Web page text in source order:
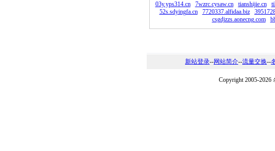
03y.yps314.cn 7wzrc.cysaw.cn tianshijie.cn
52s.sdyingfa.cn
7720337.alfidaa.biz
csgdjzzs.aonecng.com
新站登录--网站简介--流量交换--
Copyright 2005-